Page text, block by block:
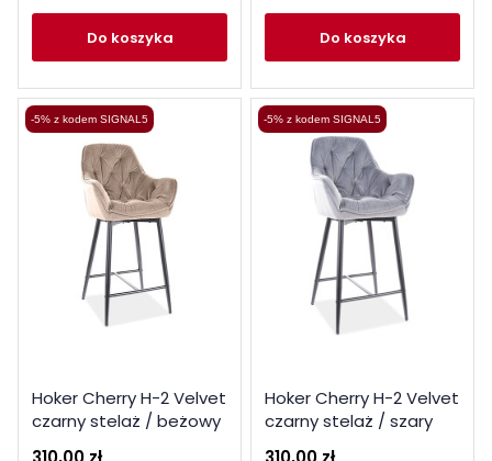
do koszyka do koszyka
-5% z kodem SIGNAL5
Hoker Cherry H-2 Velvet
czarny stelaż / beżowy
Bluvel 28
-5% z kodem SIGNAL5
Hoker Cherry H-2 Velvet
czarny stelaż / szary
Bluvel 14